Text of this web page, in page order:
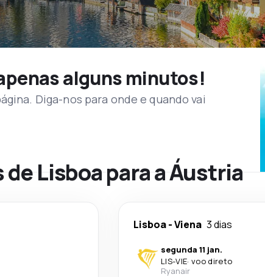
alguns minutos!
Diga-nos para onde e quando vai
Lisboa para a Áustria
Lisboa-Viena 3 dias
segunda 11 jan.
LIS-VIE· voo direto
Ryanair